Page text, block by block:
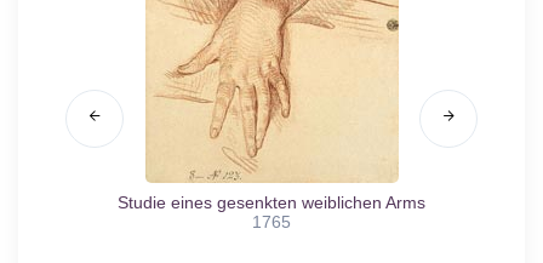
Studie eines gesenkten weiblichen Arms
1765